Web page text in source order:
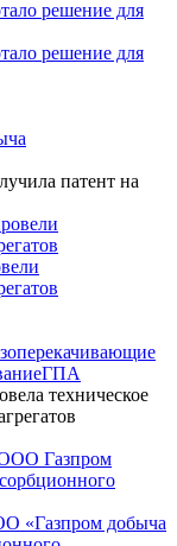
решение для
патент на
ГПА
техническое
«Газпром добыча